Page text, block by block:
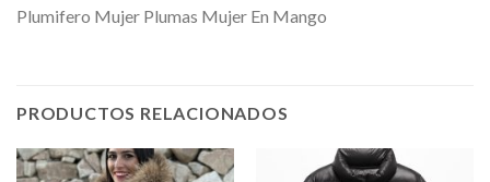
Plumifero Mujer Plumas Mujer En Mango
PRODUCTOS RELACIONADOS